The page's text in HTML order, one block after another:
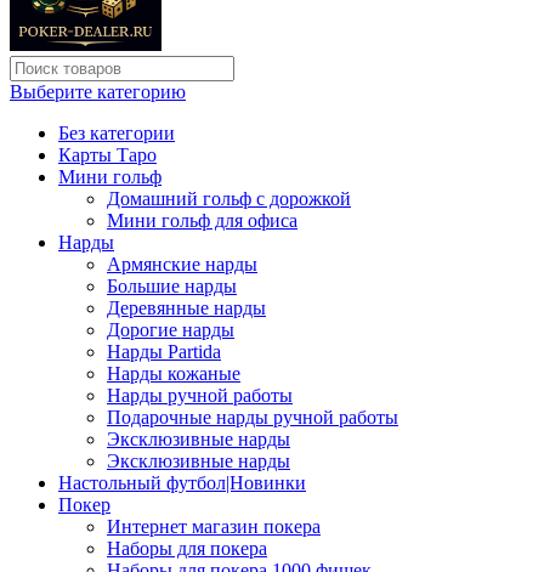
Выберите категорию
Без категории
Карты Таро
Мини гольф
Домашний гольф с дорожкой
Мини гольф для офиса
Нарды
Армянские нарды
Большие нарды
Деревянные нарды
Дорогие нарды
Нарды Partida
Нарды кожаные
Нарды ручной работы
Подарочные нарды ручной работы
Эксклюзивные нарды
Эксклюзивные нарды
Настольный футбол|Новинки
Покер
Интернет магазин покера
Наборы для покера